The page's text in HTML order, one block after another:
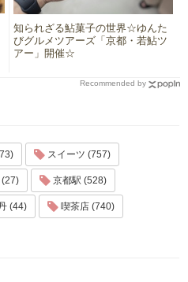
知られざる鮎菓子の世界☆ゆんた
びグルメツアーズ「京都・若鮎ツ
アー」開催☆
Recommended by
スイーツ (757)
(27) 京都駅 (528)
(44) 喫茶店 (740)